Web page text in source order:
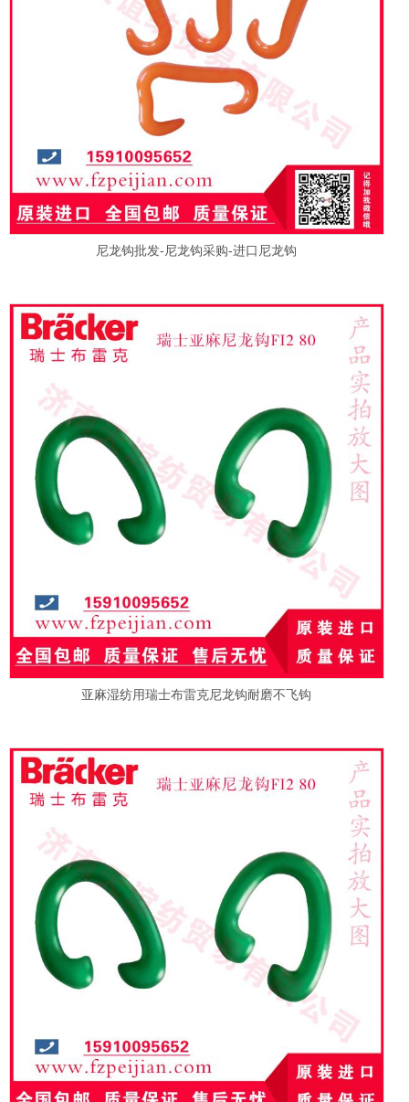
尼龙钩批发-尼龙钩采购-进口尼龙钩
亚麻湿纺用瑞士布雷克尼龙钩耐磨不飞钩